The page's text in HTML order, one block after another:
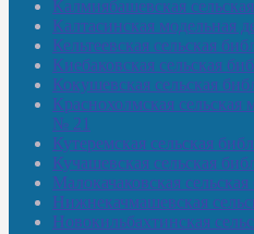
Калмиябашевская
Калтасинская модельная
Кельтеевская сельская
Киебаковская сельская
Кокушевская сельская
Краснохолмская сельская
№ 21
Кутеремская сельская
Кучашевская сельская
Малокачаковская
Нижнекачмашевская
Новокильбахтинская